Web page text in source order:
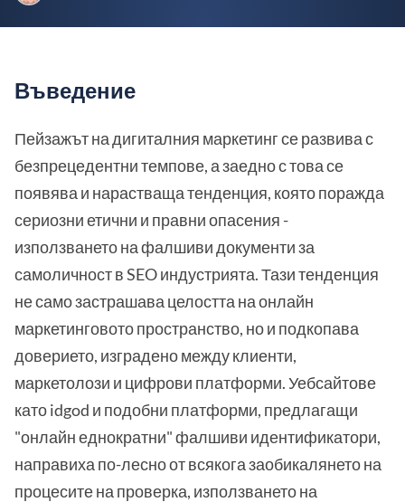
Въведение
Пейзажът на дигиталния маркетинг се развива с
безпрецедентни темпове, а заедно с това се
появява и нарастваща тенденция, която поражда
сериозни етични и правни опасения -
използването на фалшиви документи за
самоличност в SEO индустрията. Тази тенденция
не само застрашава целостта на онлайн
маркетинговото пространство, но и подкопава
доверието, изградено между клиенти,
маркетолози и цифрови платформи. Уебсайтове
като idgod и подобни платформи, предлагащи
"онлайн еднократни" фалшиви идентификатори,
направиха по-лесно от всякога заобикалянето на
процесите на проверка, използването на